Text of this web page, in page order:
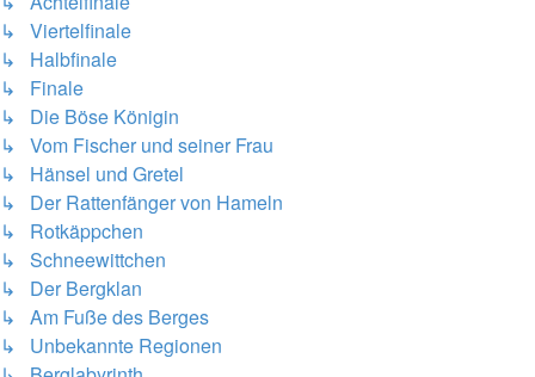
↳ Viertelfinale
↳ Halbfinale
↳ Finale
↳ Die Böse Königin
↳ Vom Fischer und seiner Frau
↳ Hänsel und Gretel
↳ Der Rattenfänger von Hameln
↳ Rotkäppchen
↳ Schneewittchen
↳ Der Bergklan
↳ Am Fuße des Berges
↳ Unbekannte Regionen